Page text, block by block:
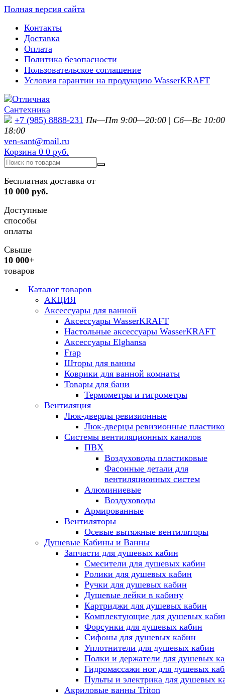
Полная версия сайта
Контакты
Доставка
Оплата
Политика безопасности
Пользовательское соглашение
Условия гарантии на продукцию WasserKRAFT
+7 (985) 8888-231 Пн—Пт 9:00—20:00 | Сб—Вс
18:00
ven-sant@mail.ru
Корзина 0 0 руб.
Бесплатная доставка от
10 000 руб.
Доступные
способы
оплаты
Свыше
10 000+
товаров
Каталог товаров
АКЦИЯ
Аксессуары для ванной
Аксессуары WasserKRAFT
Настольные аксессуары WasserKRAFT
Аксессуары Elghansa
Frap
Шторы для ванны
Коврики для ванной комнаты
Товары для бани
Термометры и гигрометры
Вентиляция
Люк-дверцы ревизионные
Люк-дверцы ревизионные
Системы вентиляционных каналов
ПВХ
Воздуховоды пластиковые
Фасонные детали для
вентиляционных систем
Алюминиевые
Воздуховоды
Армированные
Вентиляторы
Осевые вытяжные вентиляторы
Душевые Кабины и Ванны
Запчасти для душевых кабин
Смесители для душевых кабин
Ролики для душевых кабин
Ручки для душевых кабин
Душевые лейки в кабину
Картриджи для душевых кабин
Комплектующие для душевых
Форсунки для душевых кабин
Сифоны для душевых кабин
Уплотнители для душевых кабин
Полки и держатели для душевых
Гидромассажи ног для душевых
Пульты и электрика для душевых
Акриловые ванны Triton